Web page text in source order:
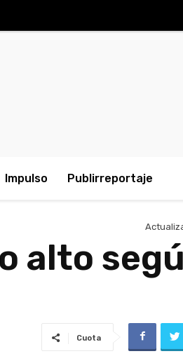
Impulso Publirreportaje
alto
Cuota